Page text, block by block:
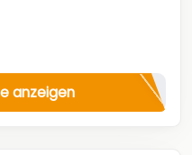
anzeigen